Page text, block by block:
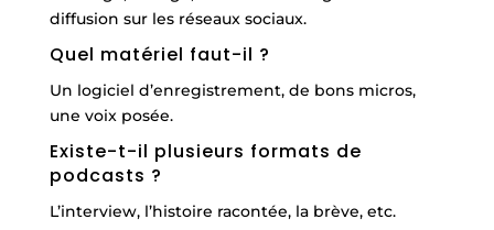
diffusion sur les réseaux sociaux.
Quel matériel faut-il ?
Un logiciel d’enregistrement, de bons micros,
une voix posée.
Existe-t-il plusieurs formats de
podcasts ?
L’interview, l’histoire racontée, la brève, etc.